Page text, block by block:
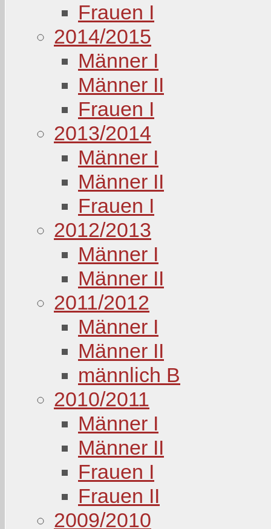
Frauen I
2014/2015
Männer I
Männer II
Frauen I
2013/2014
Männer I
Männer II
Frauen I
2012/2013
Männer I
Männer II
2011/2012
Männer I
Männer II
männlich B
2010/2011
Männer I
Männer II
Frauen I
Frauen II
2009/2010